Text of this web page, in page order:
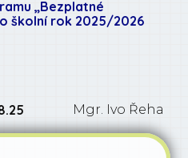
„Bezplatné
školní rok 2025/2026
Mgr. Ivo Řeha